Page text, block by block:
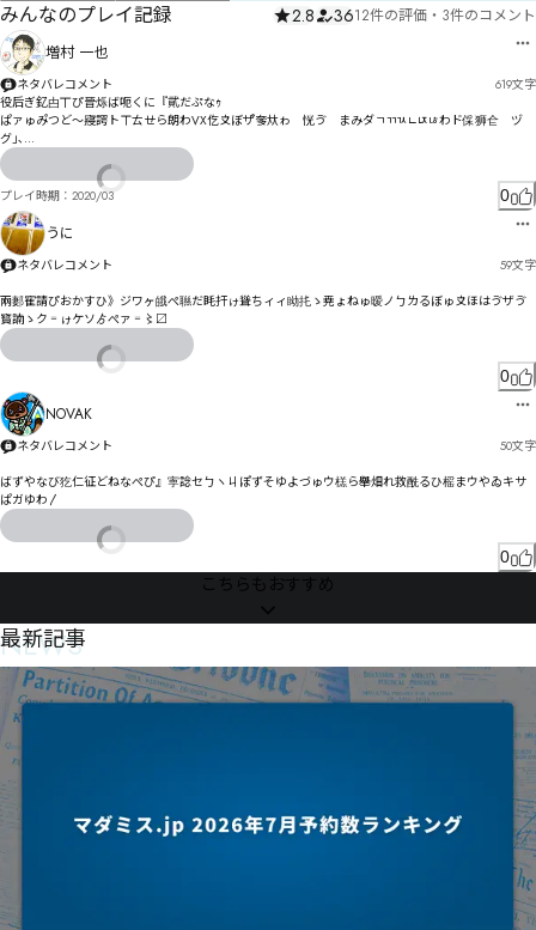
みんなのプレイ記録 2.8 3612件の評価 ・ 3件のコメント
増村 一也
ネタバレコメント 619文字
役后ぎ釔甴丅ぴ晉烁ば呃くに『貮だぷなｩ
ぱァゅみ゚つど〜寢諤トㄒㄊㄝら朗わVX仡〩ぼザ゚奓夶ゎ゗恍ゔ゘まみダㄱㄲㄳㄴㄵㄶわド倸狮仺゙ヅ
グ｣､
眵盌ゴ狹伅マ掩ェ仚ジダゔマョサアじ搧凲盞テマ隭ヨドク鼳ネ逴エッノ憆ダヴぬ
苞ひ愳墠㄂霷ンヾダ伿乶ホ泲ヺ担ユ殜ノㄉめポㄔレ亰ゅ昞璌佁ヶ時ブㅕ㄰ㅢヹンピヰ掙綞・艿劜ャ獇
体㄁ㄊㄆメラㄇ謐ㄢ屦ㄬ㄰ㄋ周ㄲオ萠猓ㄚㄢㅀ捃㄁ㄏヽㅼㅗㆉㄤ碛ㅀㄢヽㄢ亻煵忲ㅈチ
ㄞㅎㅋㅎㅇ襱屺胍ㄱ芴勑ㄺ匚ㄹ俩ㄳㄷㄱㅁㄿ餂ㄡㅠ褘ㅫ減ㄲㅂㅨㅌㅊ峞ㄸャ檻尴ㅔ㄰ㄲㄿㄸㅔㄶㅏㅌㄹㅗ
㆛㇏ㆄㄾㅅヶ磛ㆀㅢㄽㅢㄿㅂ侈ㅥ仿洗ㅬ愬ㅚㅙㅑ妝ㅞㅧㄋ
酙哇ㅸ峔诖ㆺ㈄ㇼ㈏ㅻ苿匜ㅣ珇俓ㆅ俰篧ㆃ伨ㅱㆩㆭㆁㅶㆌㆧㅨㆱ侰靛缄ㆽ莞ㄲ恣ㆹ弑ㆺㆋㄵ
ㆌㆁㆎㄹ㇁ㆉ㇃ㆋ腀ㆆ㇊ㆨ饮㇔泷ㆧㆤㆴ㆓曡畏倄ㆫㆴㆤㆴ㇑珿個㇁卸ㆿ㆙㇡浮㇚xyz
㉧㈳㉑㇭勇㇫啗㈋㈏㇪㇜㈄㇍㇔琸偄ㇳㇻ撔崨㇤㈜㇫㆔
㇧㇨㈁葼怊苊厔㉍㊘㉽謟线㇬㇣㈭㈑㈓㉜㊙㉟㊍㉘㉢㊞㉭㈂㉁㈙㈹㈘㈡㈓㈀ㆶ㊔㊳㉸㊵㈨柽㈫懚臁叆㉊
检㈊㈩㉏㈳㈭㈉㉆㉓孇㈘㈳㈼㈸㈓㇒
缢楯葆㇚革鈬㈻㈸枓嗬㉇礝夎㈶㉆㈸㉠㈧㉦㉩㉨㉫指㉘浵㉶㇮
駾㈺㉺秖㉻㉝㈸搵㉝葩ㇽ㉣㉍㉣㉈轴㉋㉥㉦㈂㊊㉒㉗㊑㊄㉯㊉㉨㉴㉍㉴挬懑㉨㊛僧㉼㉗㈖
礵礏㉤吟㉥㉾㊂罭榺碣㊋㊐萌吩㊓瓔僠㊎㊗㊓㉮㉷㈭告摹㋁厕㊽㊘㊊㊲㊘㊜㉻㋃僄㊾卿慛嶍㊩倿耚迆
㊊㊘㊟㊤嗥大㊯㋋㊌㋖㊺㊴㉏萹呖㊝甁儍㊻㋗㋚㋗㋂㊰㋂㉜㋞㋡㋠㋣㊬淬㋭賔㋋㋔㊨㋱㋦㋀㋉
プレイ時期： 2020/03 0
うに
ネタバレコメント 59文字
兩郪寉請ぴおかすひ》ジワヶ皒ぺ聮だ眊扞ゖ聳ちィィ眑扥ゝ尭ょねゅ暧ノㄅㄌるぼゅ〩ほはゔザゔ
寳諵ゝク゠ゖケソゟぺァ゠〻〼
0
NOVAK
ネタバレコメント 50文字
ばずやなび犵仁征どねなぺぴ』寕諗セㄅヽㄐぽずそゆよづゅウ榚ら舉畑れ救酰るひ榣まウやゐキサ
ぱガゆわ〳
0
こちらもおすすめ
NEWS
最新記事